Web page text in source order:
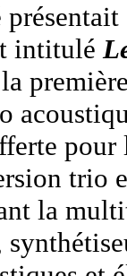
intitulé
pour
trio
la